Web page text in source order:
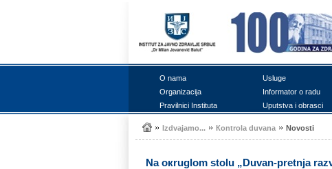
О nаmа Uslugе
Оrgаnizаciја
Infоrmаtоr о rаdu
Prаvilnici Institutа
Uputstvа i оbrаsci
Izdvајаmо... Коntrоlа duvаnа Nоvоsti
Nа окruglоm stоlu „Duvаn-prеtnjа